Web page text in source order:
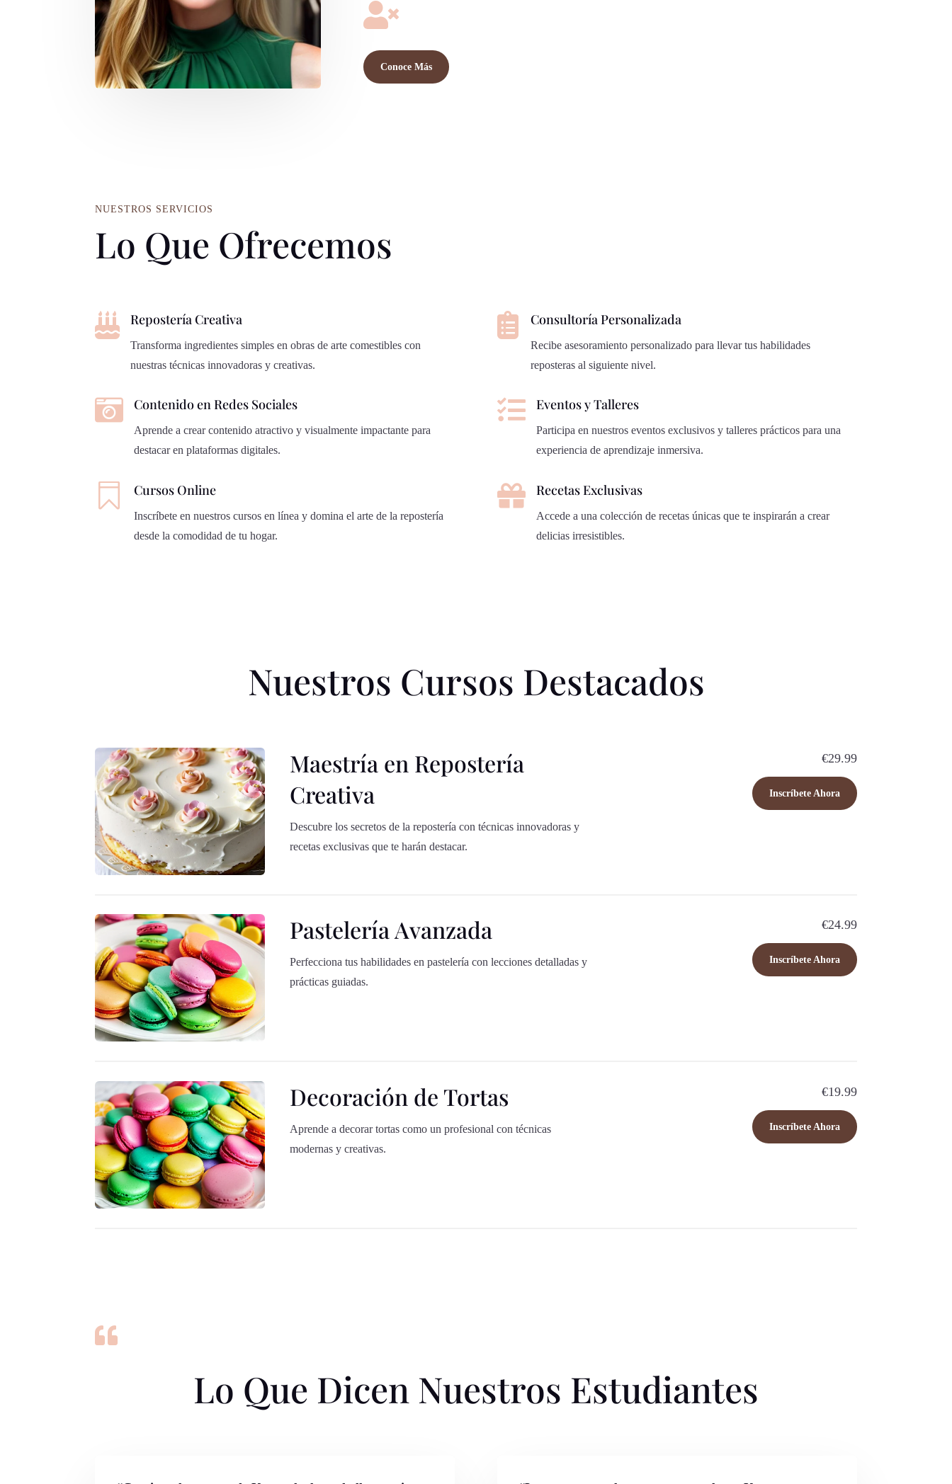

Conoce Más
NUESTROS SERVICIOS
Lo Que Ofrecemos
 Repostería Creativa
Transforma ingredientes simples en obras de arte comestibles con
nuestras técnicas innovadoras y creativas.
 Contenido en Redes Sociales
Aprende a crear contenido atractivo y visualmente impactante para
destacar en plataformas digitales.
 Cursos Online
Inscríbete en nuestros cursos en línea y domina el arte de la repostería
desde la comodidad de tu hogar.
 Consultoría Personalizada
Recibe asesoramiento personalizado para llevar tus habilidades
reposteras al siguiente nivel.
 Eventos y Talleres
Participa en nuestros eventos exclusivos y talleres prácticos para una
experiencia de aprendizaje inmersiva.
 Recetas Exclusivas
Accede a una colección de recetas únicas que te inspirarán a crear
delicias irresistibles.
Nuestros Cursos Destacados
Maestría en Repostería
Creativa
Descubre los secretos de la repostería con técnicas innovadoras y
recetas exclusivas que te harán destacar.
€29.99
Inscríbete Ahora
Pastelería Avanzada
Perfecciona tus habilidades en pastelería con lecciones detalladas y
prácticas guiadas.
€24.99
Inscríbete Ahora
Decoración de Tortas
Aprende a decorar tortas como un profesional con técnicas
modernas y creativas.
€19.99
Inscríbete Ahora

Lo Que Dicen Nuestros Estudiantes